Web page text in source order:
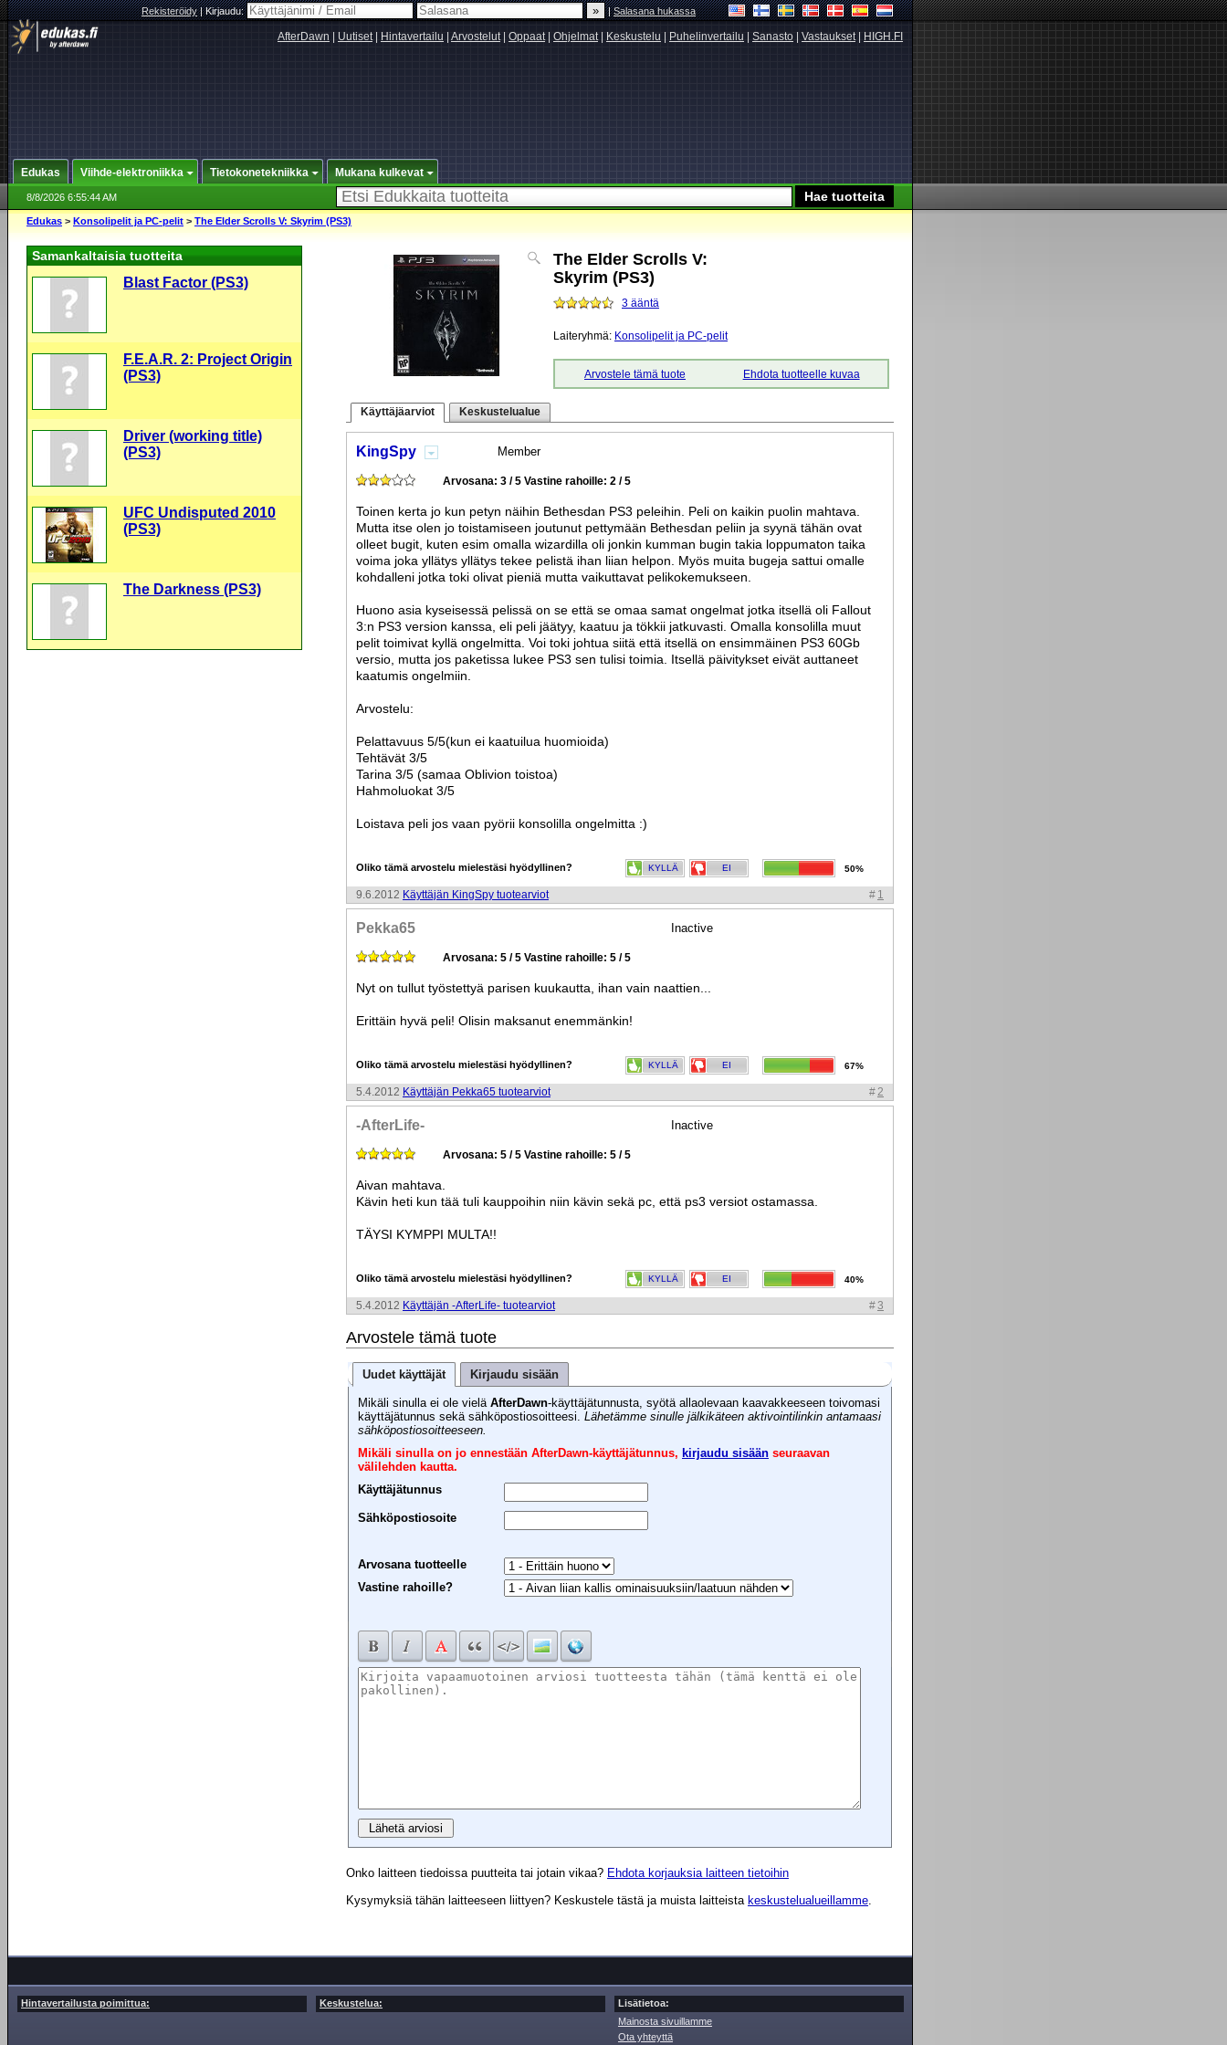
Rekisteröidy|Kirjaudu: |Salasana hukassa
AfterDawn Uutiset| Hintavertailu Arvostelut| Oppaat| Ohjelmat| Keskustelu Puhelinvertailu Sanasto Vastaukset| HIGH.FI
Edukas Viihde-elektroniikka Tietokonetekniikka Mukana kulkevat
8/8/2026 6:55:44 AM
Edukas > Konsolipelit ja PC-pelit > The Elder Scrolls V: Skyrim (PS3)
The Elder Scrolls V:
Skyrim (PS3)
3 ääntä
Laiteryhmä: Konsolipelit ja PC-pelit
Arvostele tämä tuote Ehdota tuotteelle kuvaa
Käyttäjäarviot Keskustelualue
KingSpy Member
Arvosana: 3 / 5 Vastine rahoille: 2 / 5
Toinen kerta jo kun petyn näihin Bethesdan PS3 peleihin. Peli on kaikin puolin mahtava.
Mutta itse olen jo toistamiseen joutunut pettymään Bethesdan peliin ja syynä tähän ovat
olleet bugit, kuten esim omalla wizardilla oli jonkin kumman bugin takia loppumaton taika
voima joka yllätys yllätys tekee pelistä ihan liian helpon. Myös muita bugeja sattui omalle
kohdalleni jotka toki olivat pieniä mutta vaikuttavat pelikokemukseen.
Huono asia kyseisessä pelissä on se että se omaa samat ongelmat jotka itsellä oli Fallout
3:n PS3 version kanssa, eli peli jäätyy, kaatuu ja tökkii jatkuvasti. Omalla konsolilla muut
pelit toimivat kyllä ongelmitta. Voi toki johtua siitä että itsellä on ensimmäinen PS3 60Gb
versio, mutta jos paketissa lukee PS3 sen tulisi toimia. Itsellä päivitykset eivät auttaneet
kaatumis ongelmiin.
Arvostelu:
Pelattavuus 5/5(kun ei kaatuilua huomioida)
Tehtävät 3/5
Tarina 3/5 (samaa Oblivion toistoa)
Hahmoluokat 3/5
Loistava peli jos vaan pyörii konsolilla ongelmitta :)
Oliko tämä arvostelu mielestäsi hyödyllinen? KYLLÄ EI 50%
# 1
9.6.2012 Käyttäjän KingSpy tuotearviot
Pekka65 Inactive
Arvosana: 5 / 5 Vastine rahoille: 5 / 5
Nyt on tullut työstettyä parisen kuukautta, ihan vain naattien...
Erittäin hyvä peli! Olisin maksanut enemmänkin!
Oliko tämä arvostelu mielestäsi hyödyllinen? KYLLÄ EI 67%
#2
5.4.2012 Käyttäjän Pekka65 tuotearviot
-AfterLife- Inactive
Arvosana: 5 / 5 Vastine rahoille: 5 / 5
Aivan mahtava.
Kävin heti kun tää tuli kauppoihin niin kävin sekä pc, että ps3 versiot ostamassa.
TÄYSI KYMPPI MULTA!!
Oliko tämä arvostelu mielestäsi hyödyllinen? KYLLÄ EI 40%
#3
5.4.2012 Käyttäjän -AfterLife- tuotearviot
Arvostele tämä tuote
Uudet käyttäjät Kirjaudu sisään
Mikäli sinulla ei ole vielä AfterDawn-käyttäjätunnusta, syötä allaolevaan kaavakkeeseen toivomasi
käyttäjätunnus sekä sähköpostiosoitteesi. Lähetämme sinulle jälkikäteen aktivointilinkin antamaasi
sähköpostiosoitteeseen.
Mikäli sinulla on jo ennestään AfterDawn-käyttäjätunnus, kirjaudu sisään seuraavan
välilehden kautta.
Käyttäjätunnus
Sähköpostiosoite
Arvosana tuotteelle
Vastine rahoille?
Onko laitteen tiedoissa puutteita tai jotain vikaa? Ehdota korjauksia laitteen tietoihin
Kysymyksiä tähän laitteeseen liittyen? Keskustele tästä ja muista laitteista keskustelualueillamme
Samankaltaisia tuotteita
Blast Factor (PS3)
F.E.A.R. 2: Project Origin
(PS3)
Driver (working title)
(PS3)
UFC Undisputed 2010
(PS3)
The Darkness (PS3)
Hintavertailusta poimittua: Keskustelua:
Lisätietoa:
Mainosta sivuillamme
Ota yhteyttä